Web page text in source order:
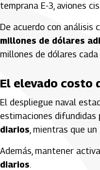
temprana E-3, aviones
De acuerdo con análisis
millones de dólares
millones de dólares cada
El elevado costo
El despliegue naval
estimaciones difundidas
diarios , mientras que
Además, mantener
diarios.